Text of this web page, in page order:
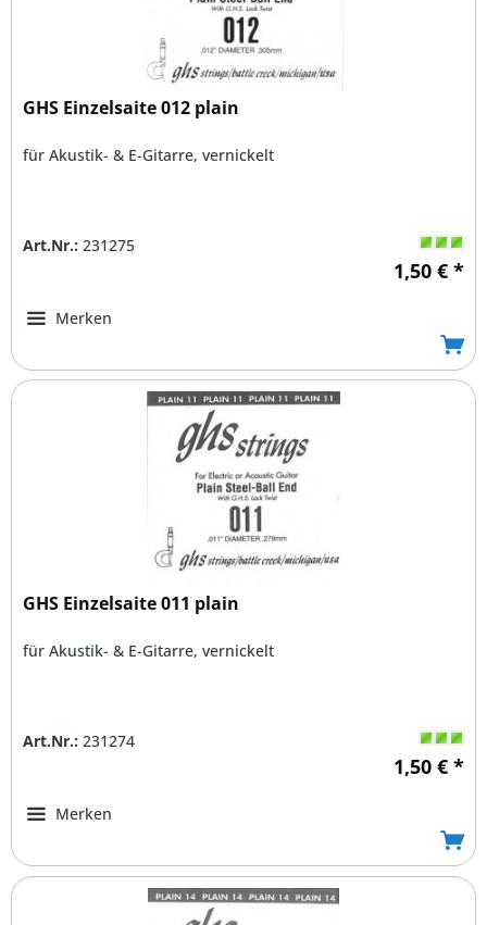
GHS Einzelsaite 012 plain
für Akustik- & E-Gitarre, vernickelt
Art.Nr.: 231275
1,50 € *
Merken
GHS Einzelsaite 011 plain
für Akustik- & E-Gitarre, vernickelt
Art.Nr.: 231274
1,50 € *
Merken